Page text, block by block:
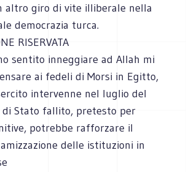
altro giro di vite illiberale nella
democrazia turca.
RISERVATA
sentito inneggiare ad Allah mi
ai fedeli di Morsi in Egitto,
intervenne nel luglio del
di Stato fallito, pretesto per
potrebbe rafforzare il
delle istituzioni in